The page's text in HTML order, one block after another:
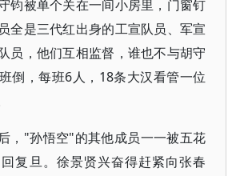
钧被单个关在一间小房里，门窗钉
全是三代红出身的工宣队员、军宣
员，他们互相监督，谁也不与胡守
倒，每班6人，18条大汉看管一位
，"孙悟空"的其他成员一一被五花
复旦。徐景贤兴奋得赶紧向张春